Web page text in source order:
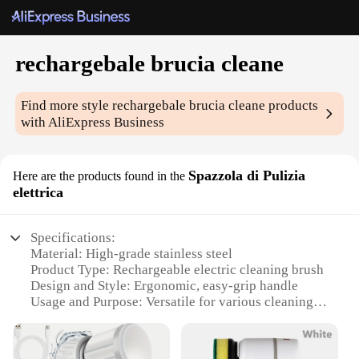
rechargebale brucia cleane
Find more stylerechargebale brucia cleane products
with AliExpress Business
Here are the products found in the Spazzola di Pulizia
elettrica
Specifications:
Material: High-grade stainless steel
Product Type: Rechargeable electric cleaning brush
Design and Style: Ergonomic, easy-grip handle
Usage and Purpose: Versatile for various cleaning
Performance and Property: Powerful motor with
adjustable speed settings